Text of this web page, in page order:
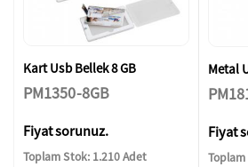
Kart Usb Bellek 8 GB
PM1350-8GB
Fiyat sorunuz.
Toplam Stok: 1.210 Adet
Metal
Fiyat